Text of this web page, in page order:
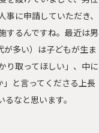
に申請していただき、
するんですね。最近は男
多い）は子どもが生ま
り取ってほしい」、中に
と言ってくださる上長
なと思います。